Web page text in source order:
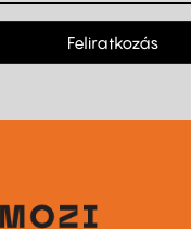
Feliratkozás